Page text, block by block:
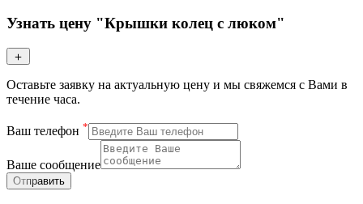
Узнать цену "Крышки колец с люком"
Оставьте заявку на актуальную цену и мы свяжемся с Вами в
течение часа.
Ваш телефон *
Ваше сообщение
Отправить